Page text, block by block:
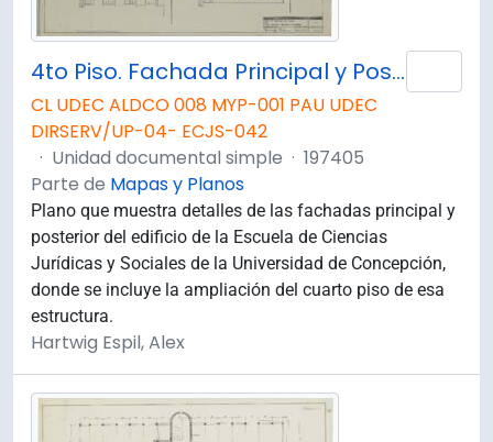
4to Piso. Fachada Principal y Posterior. E-57
CL UDEC ALDCO 008 MYP-001 PAU UDEC
DIRSERV/UP-04- ECJS-042
· Unidad documental simple · 197405
Parte de Mapas y Planos
Plano que muestra detalles de las fachadas principal y
posterior del edificio de la Escuela de Ciencias
Jurídicas y Sociales de la Universidad de Concepción,
donde se incluye la ampliación del cuarto piso de esa
estructura.
Hartwig Espil, Alex